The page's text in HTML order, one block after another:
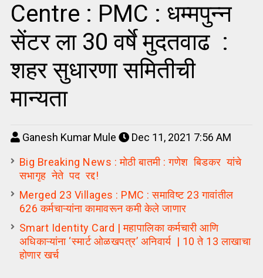
Centre : PMC : धम्मपुन्न
सेंटर ला 30 वर्षे मुदतवाढ :
शहर सुधारणा समितीची
मान्यता
Ganesh Kumar Mule
Dec 11, 2021 7:56 AM
Big Breaking News : मोठी बातमी : गणेश बिडकर यांचे
सभागृह नेते पद रद्द!
Merged 23 Villages : PMC : समाविष्ट 23 गावांतील
626 कर्मचाऱ्यांना कामावरून कमी केले जाणार
Smart Identity Card | महापालिका कर्मचारी आणि
अधिकाऱ्यांना ‘स्मार्ट ओळखपत्र’ अनिवार्य | 10 ते 13 लाखाचा
होणार खर्च